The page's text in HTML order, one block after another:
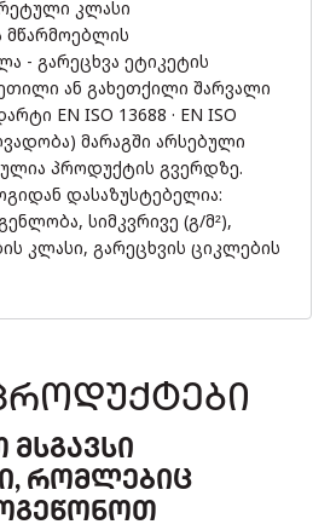
კლასი
მწარმოებლის
- გარეცხვა ეტიკეტის
ან გახეთქილი შარვალი
EN ISO 13688 · EN ISO
მარაგში არსებული
პროდუქტის გვერდზე.
დასაზუსტებელია:
სიმკვრივე (გ/მ²),
კლასი, გარეცხვის ციკლების
ᲛᲡᲒᲐᲕᲡᲘ
ᲠᲝᲛᲚᲔᲑᲘᲪ